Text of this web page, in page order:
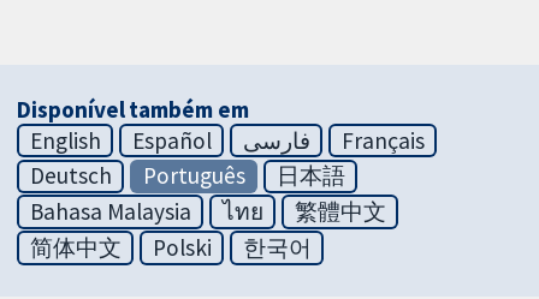
Disponível também em
English
Español فارسی
Français
Deutsch
Português
日本語
Bahasa Malaysia
ไทย
繁體中文
简体中文
Polski 한국어